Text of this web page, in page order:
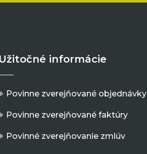
Užitočné informácie
Povinne zverejňované objednávky
Povinne zverejňované faktúry
Povinné zverejňovanie zmlúv